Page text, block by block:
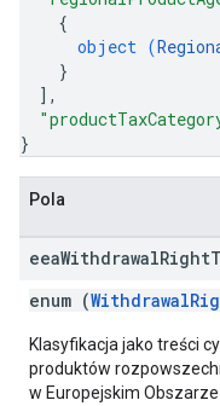
{
object (
}
] ,
}
Pola
eeaWithdrawalRight
enum (
Klasyfikacja jako treści
produktów
w Europejskim